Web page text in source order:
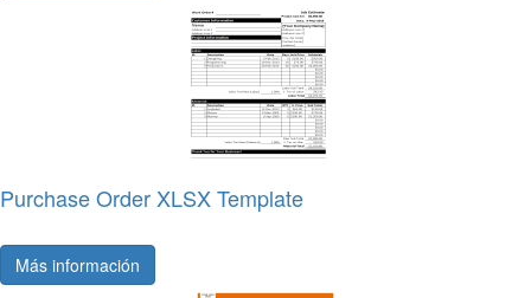
Purchase Order XLSX Template
Más información